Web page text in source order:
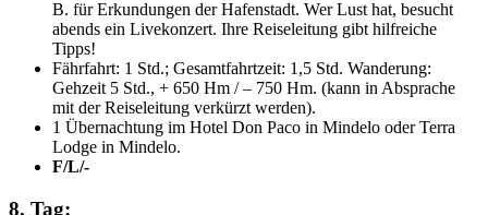
B. für Erkundungen der Hafenstadt. Wer Lust hat, besucht
abends ein Livekonzert. Ihre Reiseleitung gibt hilfreiche
Tipps!
Fährfahrt: 1 Std.; Gesamtfahrtzeit: 1,5 Std. Wanderung:
Gehzeit 5 Std., + 650 Hm / – 750 Hm. (kann in Absprache
mit der Reiseleitung verkürzt werden).
1 Übernachtung im Hotel Don Paco in Mindelo oder Terra
Lodge in Mindelo.
F/L/-
8. Tag: